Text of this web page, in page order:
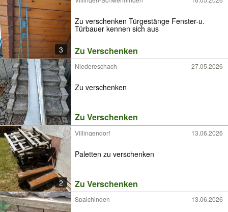
3
Zu verschenken Türgestänge Fenster-u.
Türbauer kennen sich aus
Zu Verschenken
Niedereschach 27.05.2026
Zu verschenken
Zu Verschenken
2
Villingendorf 13.06.2026
Paletten zu verschenken
Zu Verschenken
Spaichingen 13.06.2026